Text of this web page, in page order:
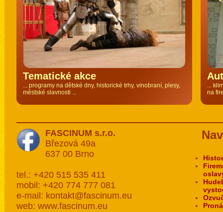
Tematické akce
... programy na dětské dny, historické trhy, vinobraní, plesy,
městské slavnosti ...
...
na
FASCINUM s.r.o.
Březová 49a
637 00 Brno
tel.: +420 515 535 411
mobil: +420 774 777 081
e-mail: kontakt@fascinum.eu
web: www.fascinum.eu